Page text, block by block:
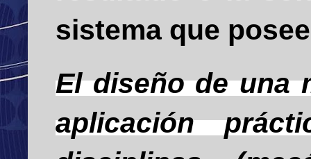
sistema que
El diseño de una
aplicación